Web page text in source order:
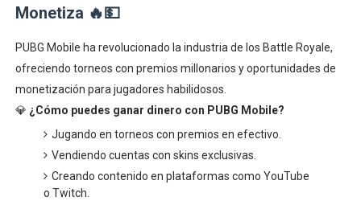
Monetiza 🔥💵
PUBG Mobile ha revolucionado la industria de los Battle Royale,
ofreciendo torneos con premios millonarios y oportunidades de
monetización para jugadores habilidosos.
💎 ¿Cómo puedes ganar dinero con PUBG Mobile?
Jugando en torneos con premios en efectivo.
Vendiendo cuentas con skins exclusivas.
Creando contenido en plataformas como YouTube
o Twitch.